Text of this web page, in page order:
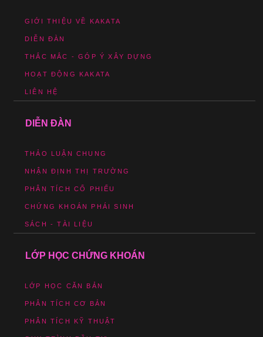
GIỚI THIỆU VỀ KAKATA
DIỄN ĐÀN
THẮC MẮC - GÓP Ý XÂY DỰNG
HOẠT ĐỘNG KAKATA
LIÊN HỆ
DIỄN ĐÀN
THẢO LUẬN CHUNG
NHẬN ĐỊNH THỊ TRƯỜNG
PHÂN TÍCH CỔ PHIẾU
CHỨNG KHOÁN PHÁI SINH
SÁCH - TÀI LIỆU
LỚP HỌC CHỨNG KHOÁN
LỚP HỌC CĂN BẢN
PHÂN TÍCH CƠ BẢN
PHÂN TÍCH KỸ THUẬT